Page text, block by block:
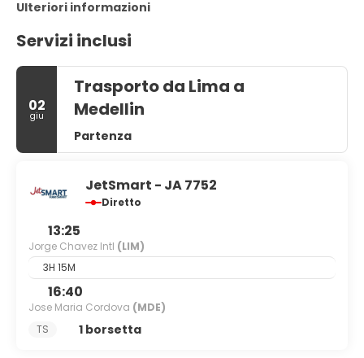
Ulteriori informazioni
Servizi inclusi
02
giu
Trasporto da Lima a
Medellin
Partenza
JetSmart - JA 7752
Diretto
13:25
Jorge Chavez Intl (LIM)
3H 15M
16:40
Jose Maria Cordova (MDE)
TS
1 borsetta